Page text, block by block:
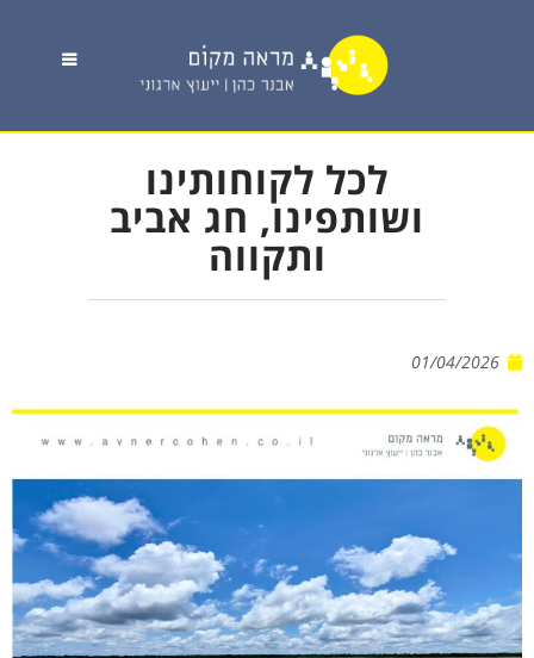
לכל לקוחותינו
ושותפינו, חג אביב
ותקווה
01/04/2026